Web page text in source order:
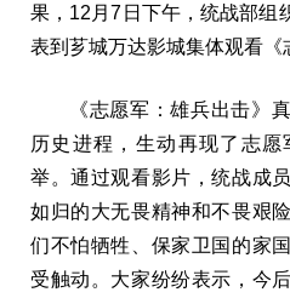
果，12月7日下午，统战部组
表到芗城万达影城集体观看《
《志愿军：雄兵出击》
历史进程，生动再现了志
举。通过观看影片，统战成
如归的大无畏精神和不畏艰
们不怕牺牲、保家卫国的家
受触动。大家纷纷表示，今